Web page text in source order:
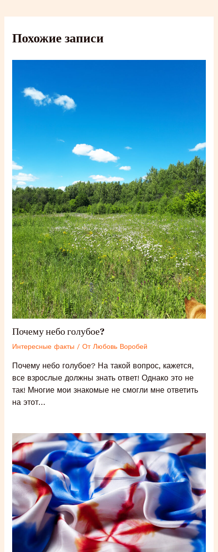
Похожие записи
Почему небо голубое?
Интересные факты / От Любовь Воробей
Почему небо голубое? На такой вопрос, кажется,
все взрослые должны знать ответ! Однако это не
так! Многие мои знакомые не смогли мне ответить
на этот…